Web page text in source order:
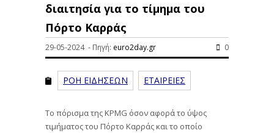
διαιτησία για το τίμημα του
Πόρτο Καρράς
29-05-2024 - Πηγή: euro2day.gr 0
ΡΟΗ ΕΙΔΗΣΕΩΝ ΕΤΑΙΡΕΙΕΣ
Το πόρισμα της KPMG όσον αφορά το ύψος
τιμήματος του Πόρτο Καρράς και το οποίο